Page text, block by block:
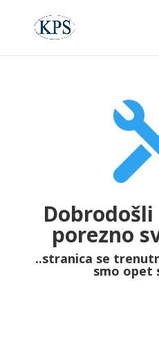
porezno
..stranica se
smo opet